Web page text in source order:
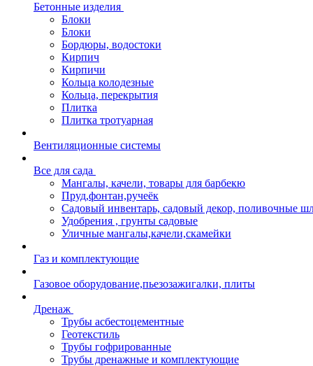
Бетонные изделия
Блоки
Блоки
Бордюры, водостоки
Кирпич
Кирпичи
Кольца колодезные
Кольца, перекрытия
Плитка
Плитка тротуарная
Вентиляционные системы
Все для сада
Мангалы, качели, товары для барбекю
Пруд,фонтан,ручеёк
Садовый инвентарь, садовый декор, поливочные
Удобрения , грунты садовые
Уличные мангалы,качели,скамейки
Газ и комплектующие
Газовое оборудование,пьезозажигалки, плиты
Дренаж
Трубы асбестоцементные
Геотекстиль
Трубы гофрированные
Трубы дренажные и комплектующие